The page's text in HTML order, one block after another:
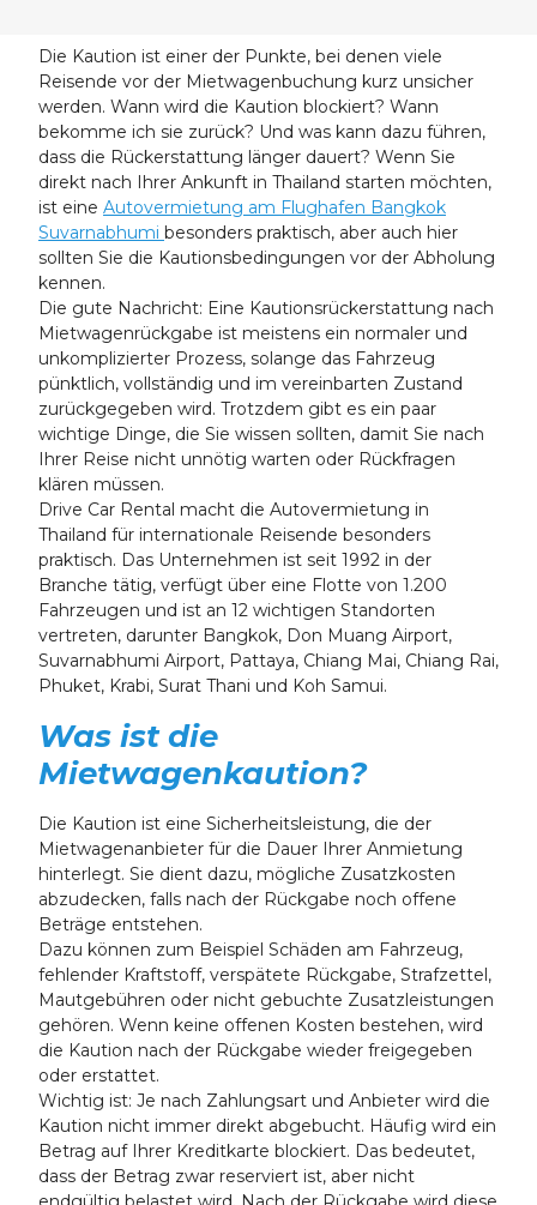
31 1 2 3 4 5
Die Kaution ist einer der Punkte, bei denen viele
Reisende vor der Mietwagenbuchung kurz unsicher
werden. Wann wird die Kaution blockiert? Wann
bekomme ich sie zurück? Und was kann dazu führen,
dass die Rückerstattung länger dauert? Wenn Sie
direkt nach Ihrer Ankunft in Thailand starten möchten,
ist eine Autovermietung am Flughafen Bangkok
Suvarnabhumi besonders praktisch, aber auch hier
sollten Sie die Kautionsbedingungen vor der Abholung
kennen.
Die gute Nachricht: Eine Kautionsrückerstattung nach
Mietwagenrückgabe ist meistens ein normaler und
unkomplizierter Prozess, solange das Fahrzeug
pünktlich, vollständig und im vereinbarten Zustand
zurückgegeben wird. Trotzdem gibt es ein paar
wichtige Dinge, die Sie wissen sollten, damit Sie nach
Ihrer Reise nicht unnötig warten oder Rückfragen
klären müssen.
Drive Car Rental macht die Autovermietung in
Thailand für internationale Reisende besonders
praktisch. Das Unternehmen ist seit 1992 in der
Branche tätig, verfügt über eine Flotte von 1.200
Fahrzeugen und ist an 12 wichtigen Standorten
vertreten, darunter Bangkok, Don Muang Airport,
Suvarnabhumi Airport, Pattaya, Chiang Mai, Chiang Rai,
Phuket, Krabi, Surat Thani und Koh Samui.
Was ist die
Mietwagenkaution?
Die Kaution ist eine Sicherheitsleistung, die der
Mietwagenanbieter für die Dauer Ihrer Anmietung
hinterlegt. Sie dient dazu, mögliche Zusatzkosten
abzudecken, falls nach der Rückgabe noch offene
Beträge entstehen.
Dazu können zum Beispiel Schäden am Fahrzeug,
fehlender Kraftstoff, verspätete Rückgabe, Strafzettel,
Mautgebühren oder nicht gebuchte Zusatzleistungen
gehören. Wenn keine offenen Kosten bestehen, wird
die Kaution nach der Rückgabe wieder freigegeben
oder erstattet.
Wichtig ist: Je nach Zahlungsart und Anbieter wird die
Kaution nicht immer direkt abgebucht. Häufig wird ein
Betrag auf Ihrer Kreditkarte blockiert. Das bedeutet,
dass der Betrag zwar reserviert ist, aber nicht